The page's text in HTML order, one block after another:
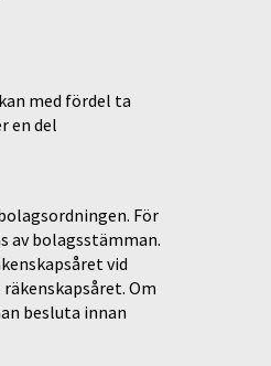
med fördel ta
en del
För
av bolagsstämman.
vid
Om
besluta innan